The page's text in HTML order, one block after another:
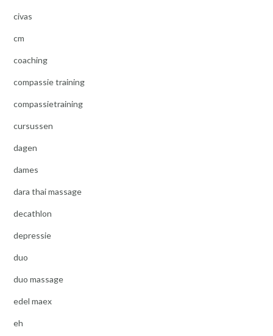
civas
cm
coaching
compassie training
compassietraining
cursussen
dagen
dames
dara thai massage
decathlon
depressie
duo
duo massage
edel maex
eh